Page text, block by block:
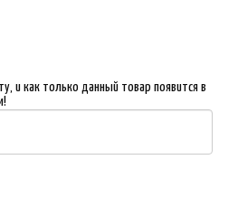
и как только данный товар появится в